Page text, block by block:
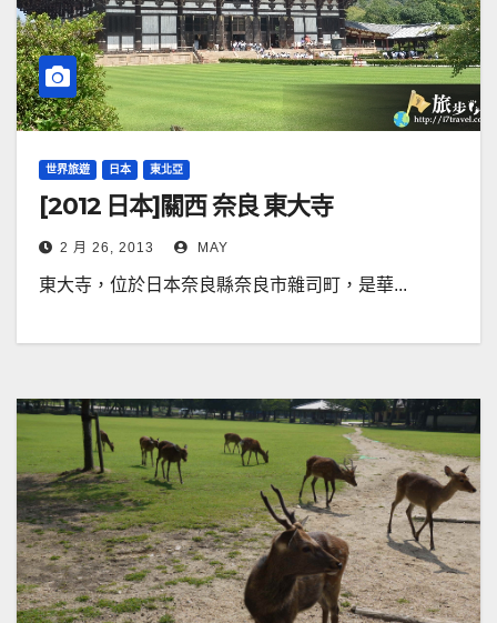
世界旅遊 日本 東北亞
[2012 日本]關西 奈良 東大寺
2 月 26, 2013 MAY
東大寺，位於日本奈良縣奈良市雜司町，是華...